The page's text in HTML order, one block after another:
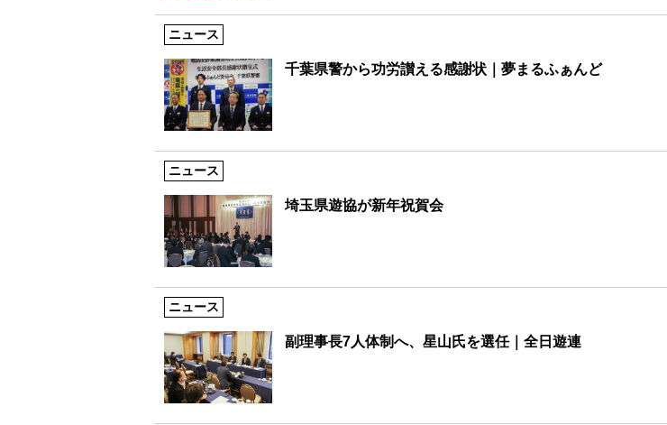
ニュース
千葉県警から功労讃える感謝状｜夢まるふぁんど
ニュース
埼玉県遊協が新年祝賀会
ニュース
副理事長7人体制へ、星山氏を選任｜全日遊連